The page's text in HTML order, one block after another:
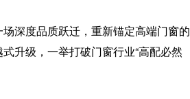
深度品质跃迁，重新锚定高端门窗的
升级，一举打破门窗行业“高配必然